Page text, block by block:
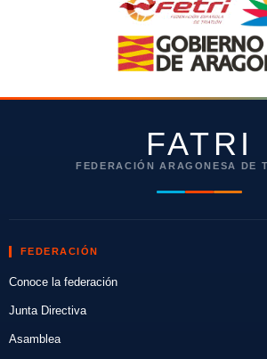
FATRI
FEDERACIÓN ARAGONESA DE
FEDERACIÓN
Conoce la federación
Junta Directiva
Asamblea